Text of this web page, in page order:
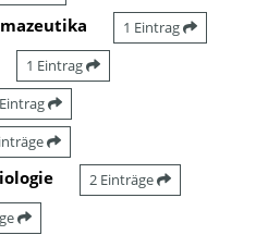
1 Eintrag
1 Eintrag
2 Einträge